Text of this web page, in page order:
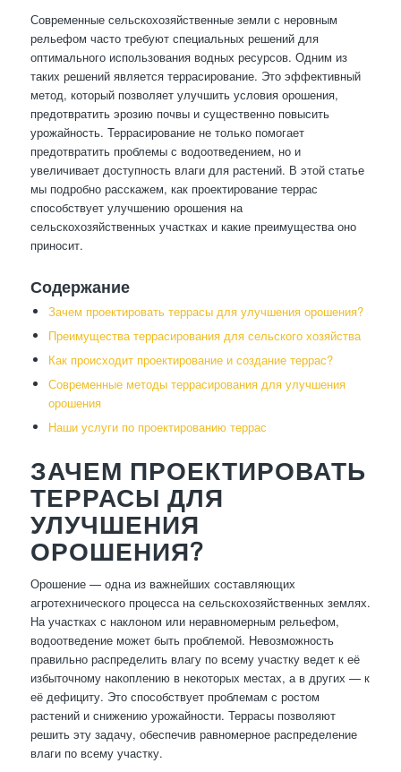
Современные сельскохозяйственные земли с неровным
рельефом часто требуют специальных решений для
оптимального использования водных ресурсов. Одним из
таких решений является террасирование. Это эффективный
метод, который позволяет улучшить условия орошения,
предотвратить эрозию почвы и существенно повысить
урожайность. Террасирование не только помогает
предотвратить проблемы с водоотведением, но и
увеличивает доступность влаги для растений. В этой статье
мы подробно расскажем, как проектирование террас
способствует улучшению орошения на
сельскохозяйственных участках и какие преимущества оно
приносит.
Содержание
Зачем проектировать террасы для улучшения орошения?
Преимущества террасирования для сельского хозяйства
Как происходит проектирование и создание террас?
Современные методы террасирования для улучшения
орошения
Наши услуги по проектированию террас
ЗАЧЕМ ПРОЕКТИРОВАТЬ
ТЕРРАСЫ ДЛЯ
УЛУЧШЕНИЯ
ОРОШЕНИЯ?
Орошение — одна из важнейших составляющих
агротехнического процесса на сельскохозяйственных землях.
На участках с наклоном или неравномерным рельефом,
водоотведение может быть проблемой. Невозможность
правильно распределить влагу по всему участку ведет к её
избыточному накоплению в некоторых местах, а в других — к
её дефициту. Это способствует проблемам с ростом
растений и снижению урожайности. Террасы позволяют
решить эту задачу, обеспечив равномерное распределение
влаги по всему участку.